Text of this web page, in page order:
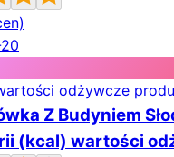
odżywcze
Z Budyniem
(kcal) wartości